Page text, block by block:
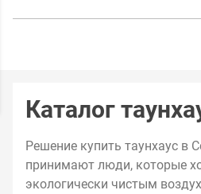
Каталог
Решение купить таунхаус в
принимают люди, которые
экологически чистым